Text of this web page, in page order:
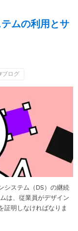
ムの利用とサ
ブログ
システム（DS）の継続
は、従業員がデザイン
証明しなければなりま